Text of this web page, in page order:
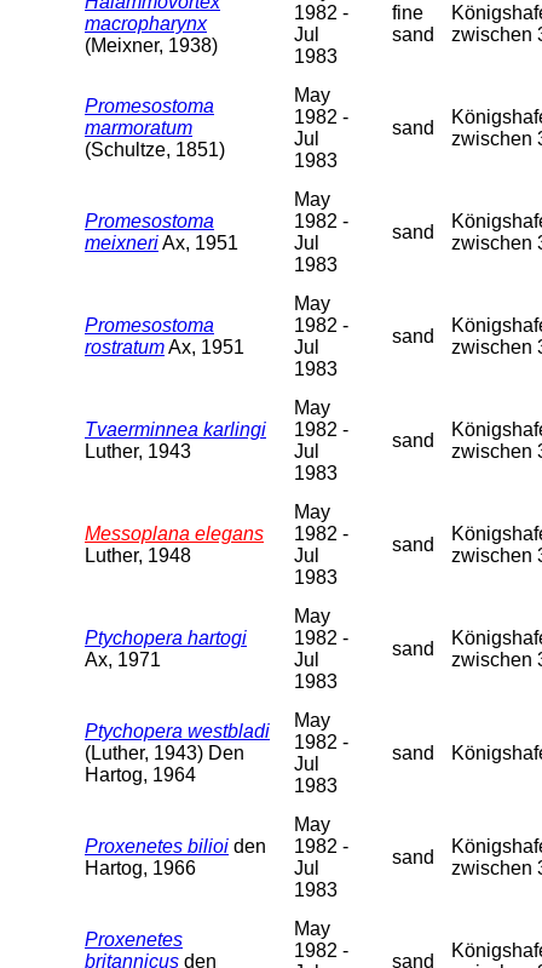
macropharynx
(Meixner, 1938)
1982 -
Jul
1983
fine
sand
zwischen
Promesostoma
marmoratum
(Schultze, 1851)
May
1982 -
Jul
1983
sand
zwischen
Promesostoma
meixneriAx, 1951
May
1982 -
Jul
1983
sand
zwischen
Promesostoma
rostratumAx, 1951
May
1982 -
Jul
1983
sand
zwischen
Tvaerminnea karlingi
Luther, 1943
May
1982 -
Jul
1983
sand
zwischen
Messoplana elegans
Luther, 1948
May
1982 -
Jul
1983
sand
zwischen
Ptychopera hartogi
Ax, 1971
May
1982 -
Jul
1983
sand
zwischen
Ptychopera westbladi
(Luther, 1943) Den
Hartog, 1964
May
1982 -
Jul
1983
sand
Proxenetes bilioi den
Hartog, 1966
May
1982 -
Jul
1983
sand
zwischen
Proxenetes
britannicus den
May
1982 -
sand